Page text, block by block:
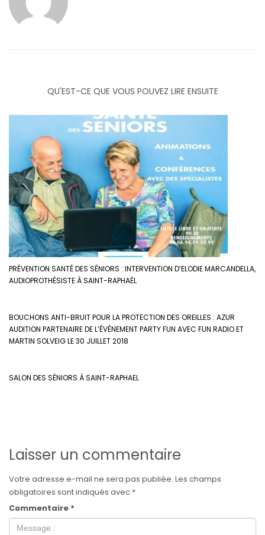
QU'EST-CE QUE VOUS POUVEZ LIRE ENSUITE
PRÉVENTION SANTÉ DES SÉNIORS : INTERVENTION D’ELODIE MARCANDELLA,
AUDIOPROTHÉSISTE À SAINT-RAPHAËL
BOUCHONS ANTI-BRUIT POUR LA PROTECTION DES OREILLES : AZUR
AUDITION PARTENAIRE DE L’ÉVÈNEMENT PARTY FUN AVEC FUN RADIO ET
MARTIN SOLVEIG LE 30 JUILLET 2018
SALON DES SÉNIORS À SAINT-RAPHAEL
Laisser un commentaire
Votre adresse e-mail ne sera pas publiée. Les champs
obligatoires sont indiqués avec *
Commentaire *